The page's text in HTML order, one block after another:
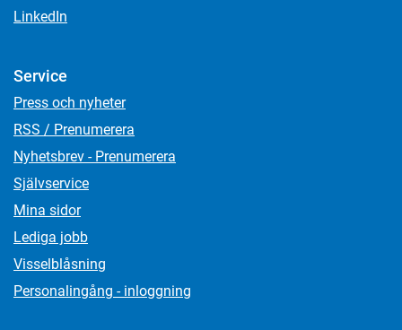
LinkedIn
Service
Press och nyheter
RSS / Prenumerera
Nyhetsbrev - Prenumerera
Självservice
Mina sidor
Lediga jobb
Visselblåsning
Personalingång - inloggning